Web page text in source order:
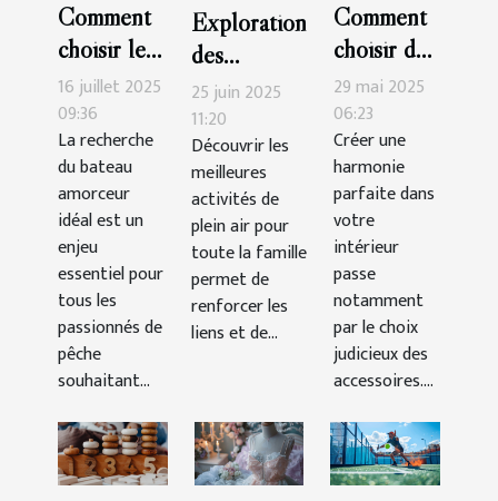
Comment
choisir le
meilleur
bateau
amorceur
pour vos
sessions de
pêche ?
16 juillet 2025
09:36
La recherche
du bateau
amorceur
idéal est un
enjeu
essentiel pour
tous les
passionnés de
pêche
souhaitant...
Exploration
des
meilleures
activités de
plein air
pour toute
la famille
25 juin 2025
11:20
Découvrir les
meilleures
activités de
plein air pour
toute la famille
permet de
renforcer les
liens et de...
Comment
choisir des
accessoires
pour
maximiser
l'harmonie
de votre
intérieur
29 mai 2025
06:23
Créer une
harmonie
parfaite dans
votre
intérieur
passe
notamment
par le choix
judicieux des
accessoires....